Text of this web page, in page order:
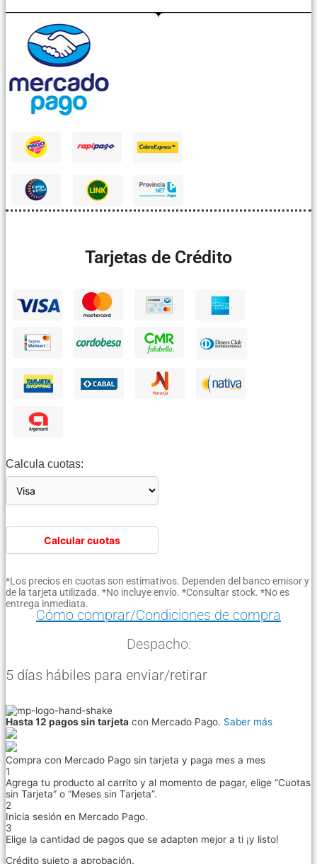
Tarjetas de Crédito
Calcula cuotas:
Calcular cuotas
*Los precios en cuotas son estimativos. Dependen del banco emisor y
de la tarjeta utilizada. *No incluye envío. *Consultar stock. *No es
entrega inmediata.
Cómo comprar/Condiciones de compra
Despacho:
5 días hábiles para enviar/retirar
Hasta 12 pagos sin tarjeta con Mercado Pago. Saber más
Compra con Mercado Pago sin tarjeta y paga mes a mes
1
Agrega tu producto al carrito y al momento de pagar, elige “Cuotas
sin Tarjeta” o “Meses sin Tarjeta”.
2
Inicia sesión en Mercado Pago.
3
Elige la cantidad de pagos que se adapten mejor a ti ¡y listo!
Crédito sujeto a aprobación.